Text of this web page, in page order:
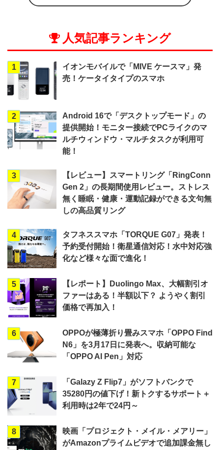
人気記事ランキング
1
イオンモバイルで「MIVE ケースマ」発
売！ケータイタイプのスマホ
2
Android 16で「デスクトップモード」の
提供開始！モニター接続でPCライクのマ
ルチウィンドウ・マルチタスクが利用可
能！
3
【レビュー】スマートリング「RingConn
Gen 2」の長期間使用レビュー。ストレス
無く睡眠・健康・運動記録ができる文句無
しの高品質リング
4
タフネススマホ「TORQUE G07」発表！
予約受付開始！衛星通信対応！水中対応強
化など様々な面で進化！
5
【レポート】Duolingo Max、大幅割引オ
ファーはある！半額以下？ ようやく割引
価格で再加入！
6
OPPOが極薄折り畳みスマホ「OPPO Find
N6」を3月17日に発表へ。収納可能な
「OPPO AI Pen」対応
7
「Galazy Z Flip7」がソフトバンクで
35280円の値下げ！新トクするサポート＋
利用時は2年で24円～
8
映画「プロジェクト・メイル・メアリー」
がAmazonプライムビデオで追加課金無し